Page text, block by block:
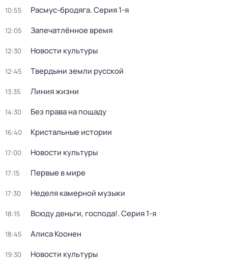
10:55 Расмус-бродяга. Серия 1-я
12:05 Запечатлённое время
12:30 Новости культуры
12:45 Твердыни земли русской
13:35 Линия жизни
14:30 Без права на пощаду
16:40 Кристальные истории
17:00 Новости культуры
17:15 Первые в мире
17:30 Неделя камерной музыки
18:15 Всюду деньги, господа!. Серия 1-я
18:45 Алиса Коонен
19:30 Новости культуры